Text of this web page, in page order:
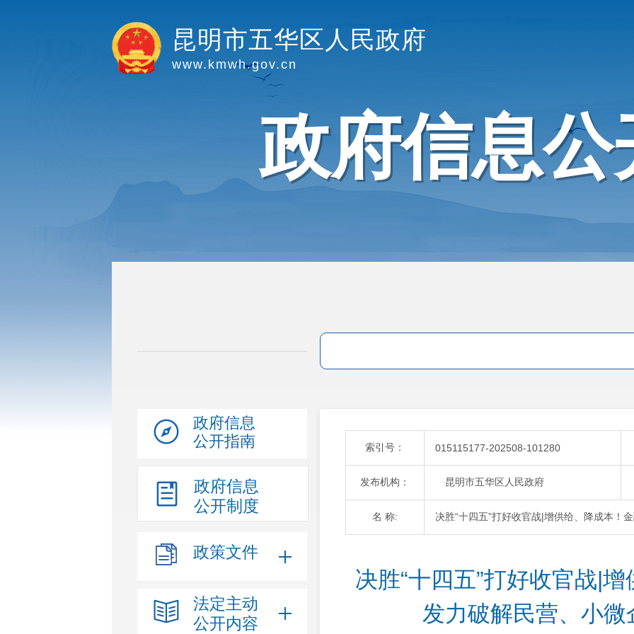
昆明市五华区人民政府
www.kmwh.gov.cn
政府信息公
政府信息
公开指南
政府信息
公开制度
政策文件
法定主动
公开内容
索引号： 015115177-202508-101280
发布机构： 昆明市五华区人民政府
名 称: 决胜“十四五”打好收官战|增供给、降成本！
决胜“十四五”打好收官战|
发力破解民营、小